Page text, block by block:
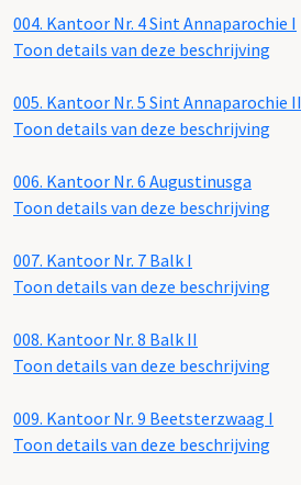
004. Kantoor Nr. 4 Sint Annaparochie I
Toon details van deze beschrijving
005. Kantoor Nr. 5 Sint Annaparochie II
Toon details van deze beschrijving
006. Kantoor Nr. 6 Augustinusga
Toon details van deze beschrijving
007. Kantoor Nr. 7 Balk I
Toon details van deze beschrijving
008. Kantoor Nr. 8 Balk II
Toon details van deze beschrijving
009. Kantoor Nr. 9 Beetsterzwaag I
Toon details van deze beschrijving